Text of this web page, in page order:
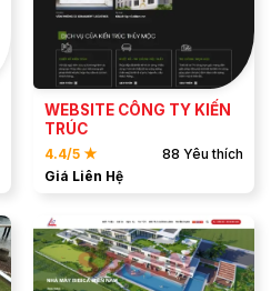
XEM DEMO
WEBSITE CÔNG TY KIẾN
TRÚC
4.4/5 ★
88 Yêu thích
Giá Liên Hệ